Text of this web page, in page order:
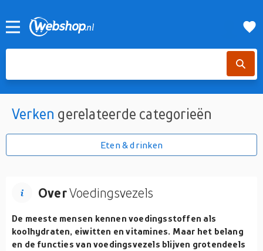
Verken gerelateerde categorieën
Eten & drinken
OverVoedingsvezels
De meeste mensen kennen voedingsstoffen als
koolhydraten, eiwitten en vitamines. Maar het belang
en de functies van voedingsvezels blijven grotendeels